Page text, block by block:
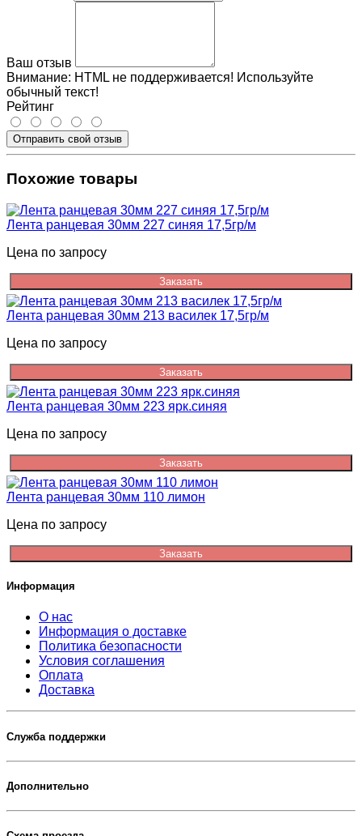
Ваш отзыв
Внимание: HTML не поддерживается! Используйте
обычный текст!
Рейтинг
Отправить свой отзыв
Похожие товары
Лента ранцевая 30мм 227 синяя 17,5гр/м
Цена по запросу
Заказать
Лента ранцевая 30мм 213 василек 17,5гр/м
Цена по запросу
Заказать
Лента ранцевая 30мм 223 ярк.синяя
Цена по запросу
Заказать
Лента ранцевая 30мм 110 лимон
Цена по запросу
Заказать
Информация
О нас
Информация о доставке
Политика безопасности
Условия соглашения
Оплата
Доставка
Служба поддержки
Дополнительно